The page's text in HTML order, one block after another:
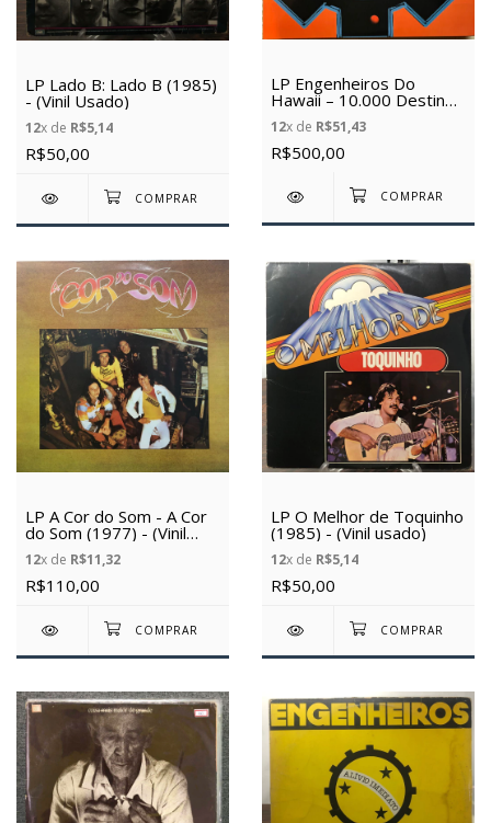
LP Lado B: Lado B (1985)
- (Vinil Usado)
12x de R$5,14
R$50,00
LP Engenheiros Do
Hawaii – 10.000 Destinos
Ao Vivo (2000) -
(Novo/Lacrado)
12x de R$51,43
R$500,00
LP A Cor do Som - A Cor
do Som (1977) - (Vinil
Usado)
12x de R$11,32
R$110,00
LP O Melhor de Toquinho
(1985) - (Vinil usado)
12x de R$5,14
R$50,00